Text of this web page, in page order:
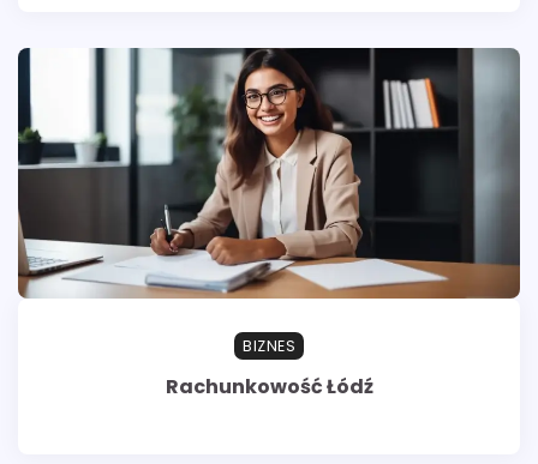
BIZNES
Rachunkowość Łódź